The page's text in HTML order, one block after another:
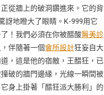
從牆上的破洞鑽進來。它的背
訝地瞪大了眼睛。K-999用它
！我們必須在你被醋酸醫美診
伴隨著一個會所設計狂妄自大
，這是他的宿敵，王醋狂，已
破的牆門邊緣，光線一瞬間被
身上掛著「醋狂派大勝利」的